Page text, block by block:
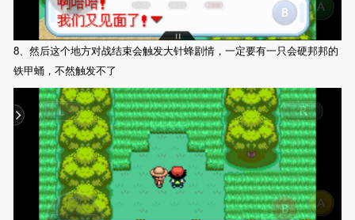
8、然后这个地方对战结束会触发大针蜂剧情，一定要有一只会硬邦邦的
铁甲蛹，不然触发不了